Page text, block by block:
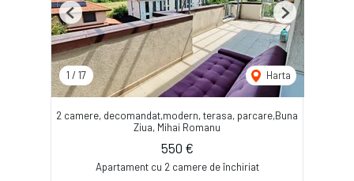
1 / 17 Harta
Previous Next
2 camere, decomandat,modern, terasa, parcare,Buna
Ziua, Mihai Romanu
550 €
Apartament cu 2 camere de închiriat